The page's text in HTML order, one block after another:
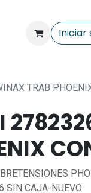
Iniciar
TRAB
SIN CAJA-NUEVO